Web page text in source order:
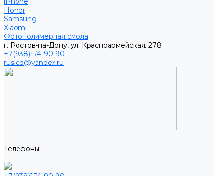
Honor
Samsung
Xiaomi
Фотополимерная смола
г. Ростов-на-Дону, ул. Красноармейская, 278
+7(938)174-90-90
ruslcd@yandex.ru
Телефоны